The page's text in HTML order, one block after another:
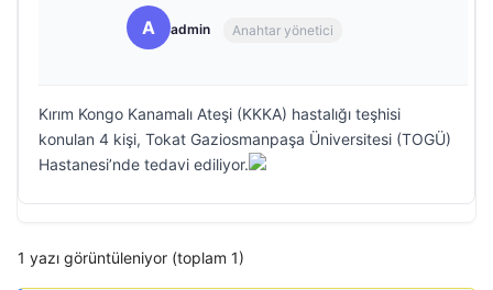
A admin Anahtar yönetici
Kırım Kongo Kanamalı Ateşi (KKKA) hastalığı teşhisi
konulan 4 kişi, Tokat Gaziosmanpaşa Üniversitesi (TOGÜ)
Hastanesi’nde tedavi ediliyor.
1 yazı görüntüleniyor (toplam 1)